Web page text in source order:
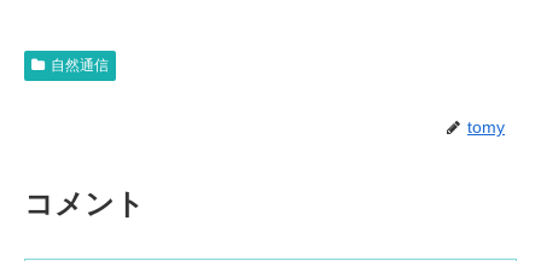
自然通信
tomy
コメント